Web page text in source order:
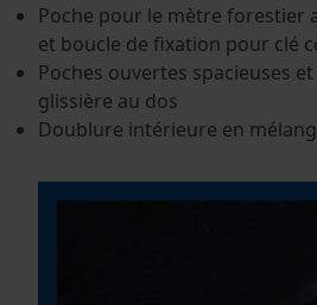
Poche pour le mètre forestier
et boucle de fixation pour clé
Poches ouvertes spacieuses
glissière au dos
Doublure intérieure en